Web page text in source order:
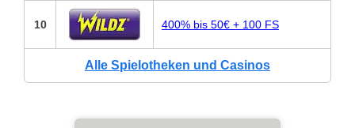
10 400% bis 50€ + 100 FS
Alle Spielotheken und Casinos